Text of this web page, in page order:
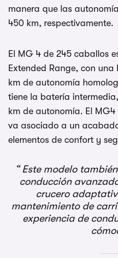
manera que las
450 km, respectivamente.
El MG 4 de 245 caballos
Extended Range, con
km de autonomía
tiene la batería
km de autonomía. El
va asociado a un
elementos de confort y
Este modelo
conducción
crucero
mantenimiento de
experiencia de